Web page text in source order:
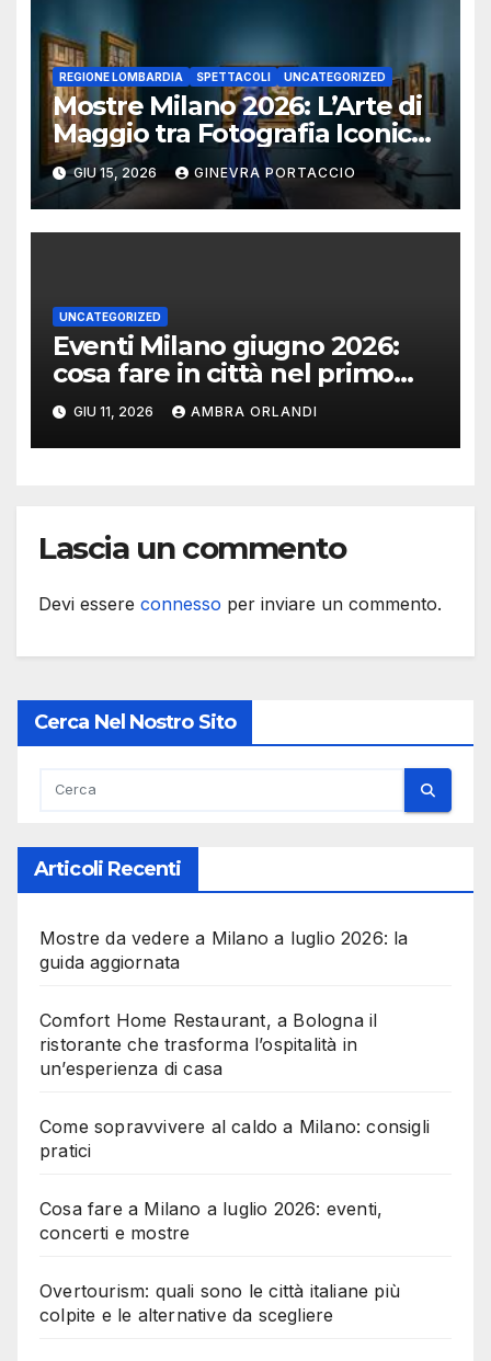
REGIONE LOMBARDIA SPETTACOLI UNCATEGORIZED
Mostre Milano 2026: L’Arte di
Maggio tra Fotografia Iconica
e Installazioni Immersive
GIU 15, 2026 GINEVRA PORTACCIO
UNCATEGORIZED
Eventi Milano giugno 2026:
cosa fare in città nel primo
mese d’estate
GIU 11, 2026 AMBRA ORLANDI
Lascia un commento
Devi essere connesso per inviare un commento.
Cerca Nel Nostro Sito
Articoli Recenti
Mostre da vedere a Milano a luglio 2026: la
guida aggiornata
Comfort Home Restaurant, a Bologna il
ristorante che trasforma l’ospitalità in
un’esperienza di casa
Come sopravvivere al caldo a Milano: consigli
pratici
Cosa fare a Milano a luglio 2026: eventi,
concerti e mostre
Overtourism: quali sono le città italiane più
colpite e le alternative da scegliere